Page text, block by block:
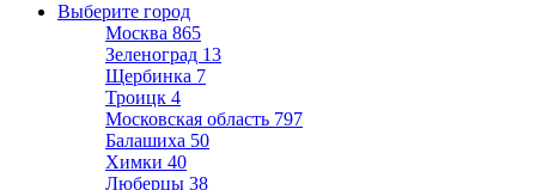
Выберите город
Москва 865
Зеленоград 13
Щербинка 7
Троицк 4
Московская область 797
Балашиха 50
Химки 40
Люберцы 38